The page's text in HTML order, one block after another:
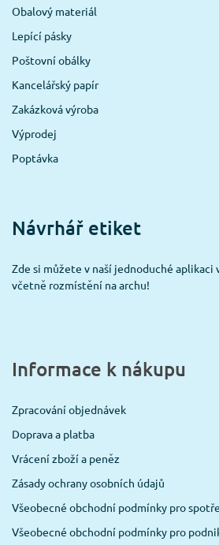
Obalový materiál
Lepící pásky
Poštovní obálky
Kancelářský papír
Zakázková výroba
Výprodej
Poptávka
Návrhář etiket
Zde si můžete v naší jednoduché
včetně rozmístění na archu!
Informace k nákupu
Zpracování objednávek
Doprava a platba
Vrácení zboží a peněz
Zásady ochrany osobních údajů
Všeobecné obchodní podmínky pro
Všeobecné obchodní podmínky pro